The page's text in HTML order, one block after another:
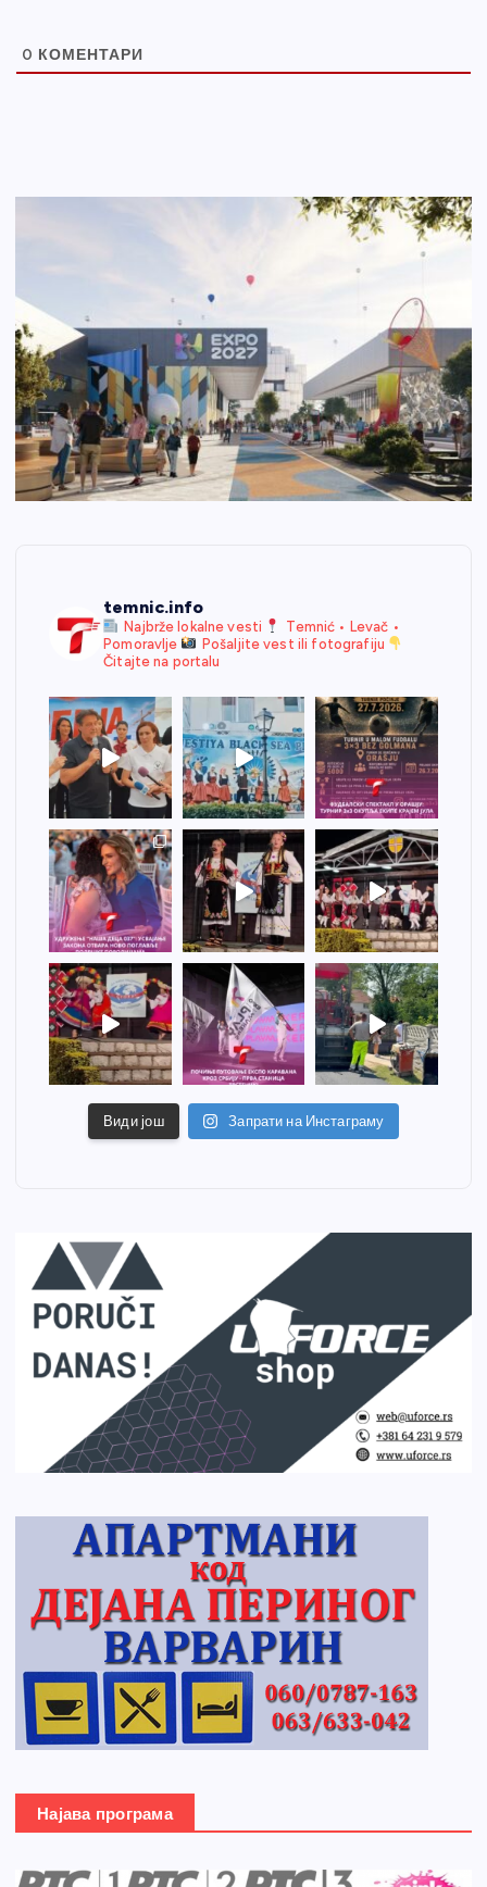
0 КОМЕНТАРИ
temnic.info
Najbrže lokalne vesti
Temnić • Levač •
Pomoravlje
Pošaljite vest ili fotografiju
Čitajte na portalu
Види још Запрати на Инстаграму
Најава програма